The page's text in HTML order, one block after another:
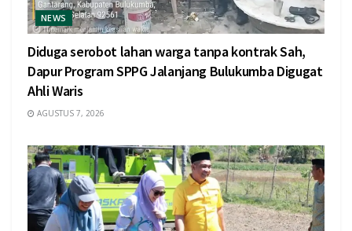
NEWS
Diduga serobot lahan warga tanpa kontrak Sah,
Dapur Program SPPG Jalanjang Bulukumba Digugat
Ahli Waris
AGUSTUS 7, 2026